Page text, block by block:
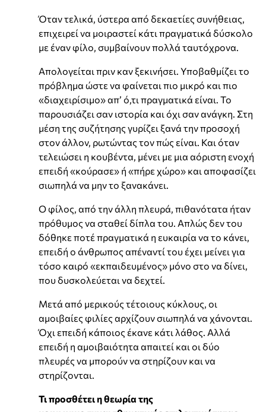
Όταν τελικά, ύστερα από δεκαετίες συνήθειας,
επιχειρεί να μοιραστεί κάτι πραγματικά δύσκολο
με έναν φίλο, συμβαίνουν πολλά ταυτόχρονα.
Απολογείται πριν καν ξεκινήσει. Υποβαθμίζει το
πρόβλημα ώστε να φαίνεται πιο μικρό και πιο
«διαχειρίσιμο» απ’ ό,τι πραγματικά είναι. Το
παρουσιάζει σαν ιστορία και όχι σαν ανάγκη. Στη
μέση της συζήτησης γυρίζει ξανά την προσοχή
στον άλλον, ρωτώντας τον πώς είναι. Και όταν
τελειώσει η κουβέντα, μένει με μια αόριστη ενοχή
επειδή «κούρασε» ή «πήρε χώρο» και αποφασίζει
σιωπηλά να μην το ξανακάνει.
Ο φίλος, από την άλλη πλευρά, πιθανότατα ήταν
πρόθυμος να σταθεί δίπλα του. Απλώς δεν του
δόθηκε ποτέ πραγματικά η ευκαιρία να το κάνει,
επειδή ο άνθρωπος απέναντί του έχει μείνει για
τόσο καιρό «εκπαιδευμένος» μόνο στο να δίνει,
που δυσκολεύεται να δεχτεί.
Μετά από μερικούς τέτοιους κύκλους, οι
αμοιβαίες φιλίες αρχίζουν σιωπηλά να χάνονται.
Όχι επειδή κάποιος έκανε κάτι λάθος. Αλλά
επειδή η αμοιβαιότητα απαιτεί και οι δύο
πλευρές να μπορούν να στηρίζουν και να
στηρίζονται.
Τι προσθέτει η θεωρία της